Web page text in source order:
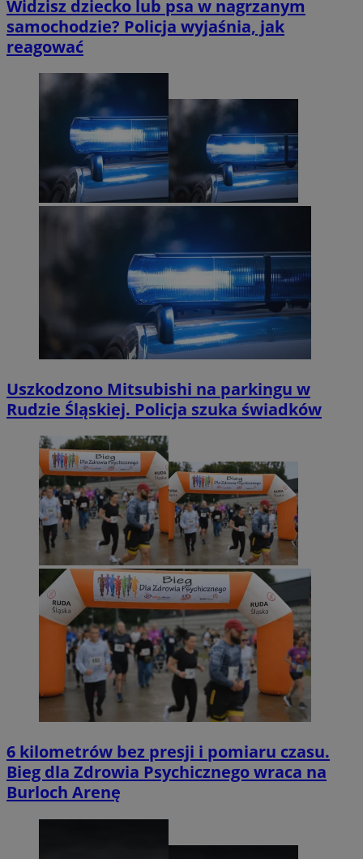
Widzisz dziecko lub psa w nagrzanym
samochodzie? Policja wyjaśnia, jak
reagować
Uszkodzono Mitsubishi na parkingu w
Rudzie Śląskiej. Policja szuka świadków
6 kilometrów bez presji i pomiaru czasu.
Bieg dla Zdrowia Psychicznego wraca na
Burloch Arenę